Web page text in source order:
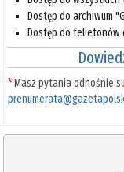
Dostęp do archiwum
Dostęp do felietonów
*Masz pytania odnośnie